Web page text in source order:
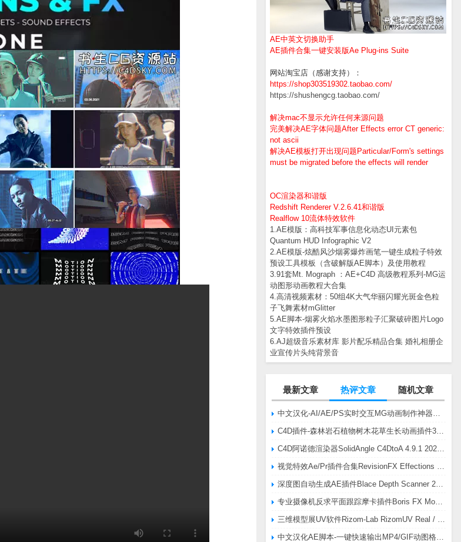
AE中英文切换助手
AE插件合集一键安装版Ae Plug-ins Suite
网站淘宝店（感谢支持）：
https://shop303519302.taobao.com/
https://shushengcg.taobao.com/
解决mac不显示允许任何来源问题
完美解决AE字体问题After Effects error CT generic:
not ascii
解决AE模板打开出现问题Particular/Form's settings
must be migrated before the effects will render
OC渲染器和谐版
Redshift Renderer V.2.6.41和谐版
Realflow 10流体特效软件
1.AE模版：高科技军事信息化动态UI元素包
Quantum HUD Infographic V2
2.AE模版-炫酷风沙烟雾爆炸画笔一键生成粒子特效
预设工具模板（含破解版AE脚本）及使用教程
3.91套Mt. Mograph ：AE+C4D 高级教程系列-MG运
动图形动画教程大合集
4.高清视频素材：50组4K大气华丽闪耀光斑金色粒
子飞舞素材mGlitter
5.AE脚本-烟雾火焰水墨图形粒子汇聚破碎图片Logo
文字特效插件预设
6.AJ超级音乐素材库 影片配乐精品合集 婚礼相册企
业宣传片头纯背景音
最新文章 热评文章 随机文章